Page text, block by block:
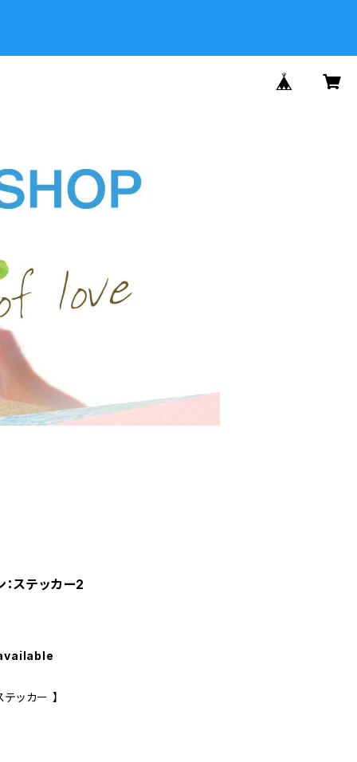
ステッカー2
ッカー 】